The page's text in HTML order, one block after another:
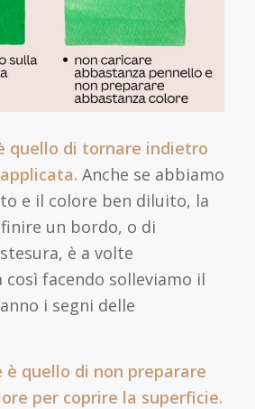
quello di tornare indietro
Anche se abbiamo
e il colore ben diluito, la
un bordo, o di
è a volte
facendo solleviamo il
i segni delle
quello di non preparare
per coprire la superficie.